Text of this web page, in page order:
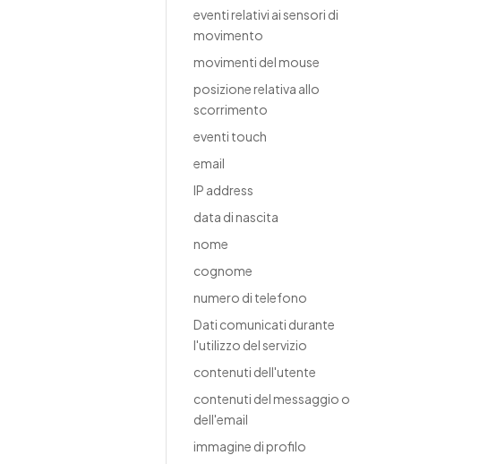
eventi relativi ai sensori di
movimento
movimenti del mouse
posizione relativa allo
scorrimento
eventi touch
email
IP address
data di nascita
nome
cognome
numero di telefono
Dati comunicati durante
l'utilizzo del servizio
contenuti dell'utente
contenuti del messaggio o
dell'email
immagine di profilo